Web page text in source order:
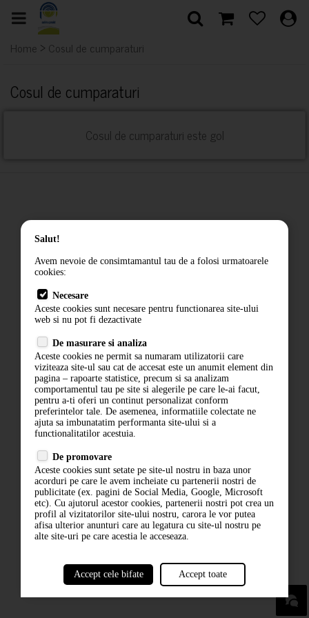
Home > Cosul de cumparaturi
Cosul de cumparaturi
Cosul de cumparaturi este gol
Donati pentru Salina Praid
Contact
Termeni si conditii
Politica de confidentialitate
ANPC
ABONARE LA NEWSLETTER
ABONARE
powered by
Salut!
Avem nevoie de consimtamantul tau de a folosi urmatoarele
cookies:
Necesare
Aceste cookies sunt necesare pentru functionarea site-ului
web si nu pot fi dezactivate
De masurare si analiza
Aceste cookies ne permit sa numaram utilizatorii care
viziteaza site-ul sau cat de accesat este un anumit element din
pagina – rapoarte statistice, precum si sa analizam
comportamentul tau pe site si alegerile pe care le-ai facut,
pentru a-ti oferi un continut personalizat conform
preferintelor tale. De asemenea, informatiile colectate ne
ajuta sa imbunatatim performanta site-ului si a
functionalitatilor acestuia.
De promovare
Aceste cookies sunt setate pe site-ul nostru in baza unor
acorduri pe care le avem incheiate cu partenerii nostri de
publicitate (ex. pagini de Social Media, Google, Microsoft
etc). Cu ajutorul acestor cookies, partenerii nostri pot crea un
profil al vizitatorilor site-ului nostru, carora le vor putea
afisa ulterior anunturi care au legatura cu site-ul nostru pe
alte site-uri pe care acestia le acceseaza.
Accept cele bifate Accept toate